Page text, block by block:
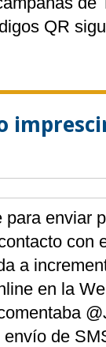
QR
para enviar
con
a
en la
de